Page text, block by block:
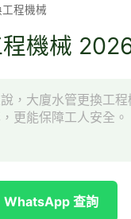
程機械
機械
，大廈水管更換工
更能保障工人安全。
WhatsApp 查詢